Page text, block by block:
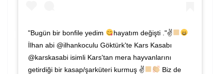
"Bugün bir bonfile yedim
hayatım değişti ."✌
İlhan abi @ilhankoculu Göktürk'te Kars Kasabı
@karskasabi isimli Kars'tan mera hayvanlarını
getirdiği bir kasap/şarküteri kurmuş ✌
Biz de